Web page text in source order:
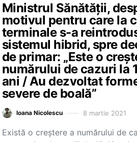
Ministrul Sănătății,
motivul pentru care la
terminale s-a
sistemul hibrid, spre
de primar: „Este o
numărului de cazuri la
ani / Au dezvoltat
severe de boală”
Ioana Nicolescu 8 martie 2021
Există o creștere a numărului de